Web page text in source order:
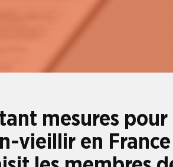
mesures pour
vieillir en France